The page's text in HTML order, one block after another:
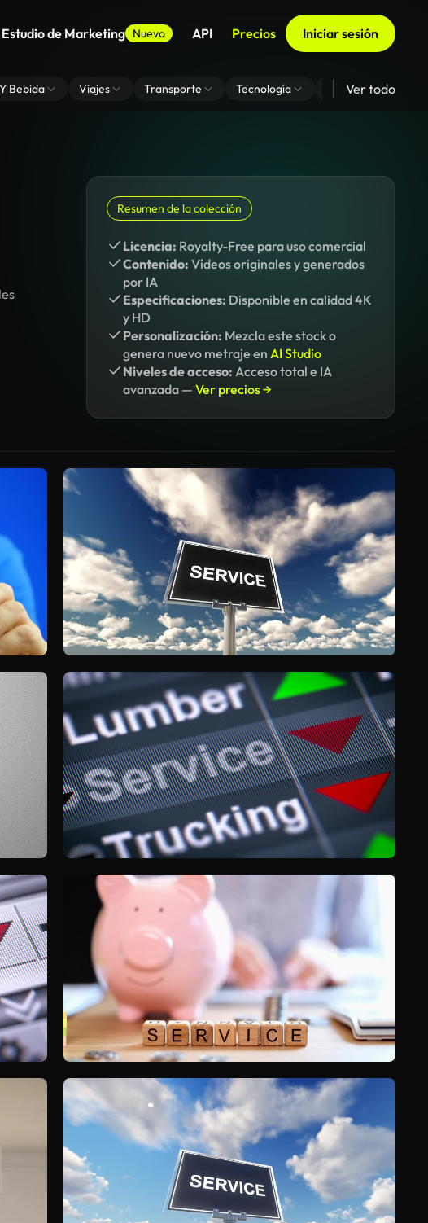
Estudio de Marketing Nuevo API Precios Iniciar sesión
Bebida Viajes Transporte Tecnología Zoom De Fondo
Ver todo
Resumen de la colección
Licencia: Royalty-Free para uso comercial
Contenido: Vídeos originales y generados
por IA
Especificaciones: Disponible en calidad 4K
y HD
Personalización: Mezcla este stock o
genera nuevo metraje en AI Studio
Niveles de acceso: Acceso total e IA
avanzada — Ver precios →